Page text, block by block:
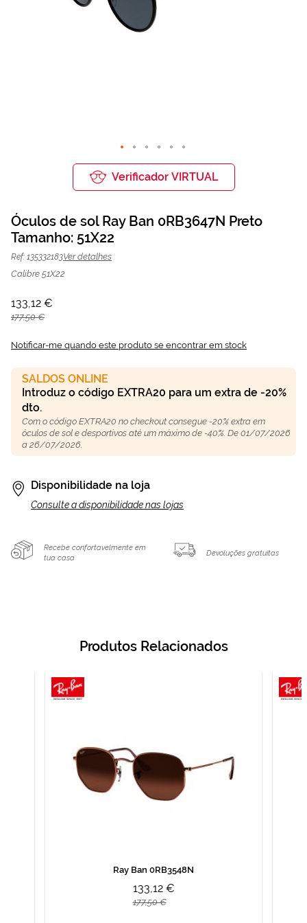
Óculos de sol Ray Ban 0RB3647N
Preto | Mais Optica
Galeria
de
imagens
Verificador VIRTUAL
Óculos de sol Ray Ban 0RB3647N Preto
Tamanho: 51X22
Ref: 135332183Ver detalhes
Calibre 51X22
133,12 €
177,50 €
Notificar-me quando este produto se encontrar em stock
SALDOS ONLINE
Introduz o código EXTRA20 para um extra de -20%
dto.
Com o código EXTRA20 no checkout consegue -20% extra em
óculos de sol e desportivos até um máximo de -40%. De 01/07/2026
a 26/07/2026.
Disponibilidade na loja
Consulte a disponibilidade nas lojas
Recebe confortavelmente em
tua casa
Devoluções gratuitas
Produtos Relacionados
Ray Ban 0RB3548N
133,12 €
177,50 €